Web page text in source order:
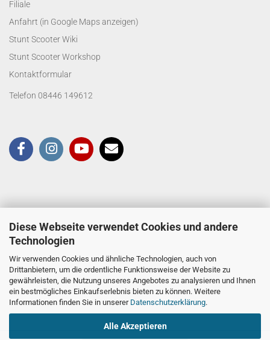
Diese Webseite verwendet Cookies und andere
Technologien
Wir verwenden Cookies und ähnliche Technologien, auch von
Drittanbietern, um die ordentliche Funktionsweise der Website zu
gewährleisten, die Nutzung unseres Angebotes zu analysieren und Ihnen
ein bestmögliches Einkaufserlebnis bieten zu können. Weitere
Informationen finden Sie in unserer Datenschutzerklärung.
Alle Akzeptieren
Filiale
Anfahrt (in Google Maps anzeigen)
Stunt Scooter Wiki
Stunt Scooter Workshop
Kontaktformular
Telefon 08446 149612